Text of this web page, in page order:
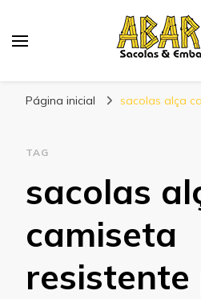
Página inicial sacolas alça
TAG
sacolas
camiseta
resistente